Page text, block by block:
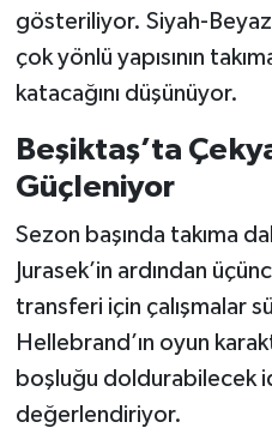
gösteriliyor. Siyah-
çok yönlü yapısının
katacağını düşünüyor.
Beşiktaş’ta
Güçleniyor
Sezon başında takıma
Jurasek’in ardından
transferi için çalışmalar
Hellebrand’ın oyun
boşluğu doldurabilecek
değerlendiriyor.